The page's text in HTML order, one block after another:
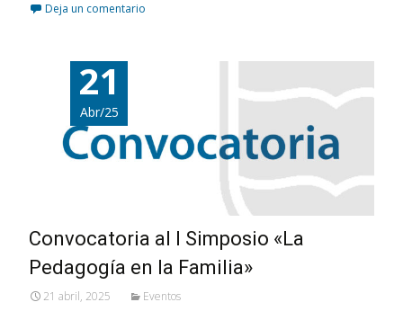
Deja un comentario
21
Abr/25
Convocatoria al I Simposio «La
Pedagogía en la Familia»
21 abril, 2025 Eventos